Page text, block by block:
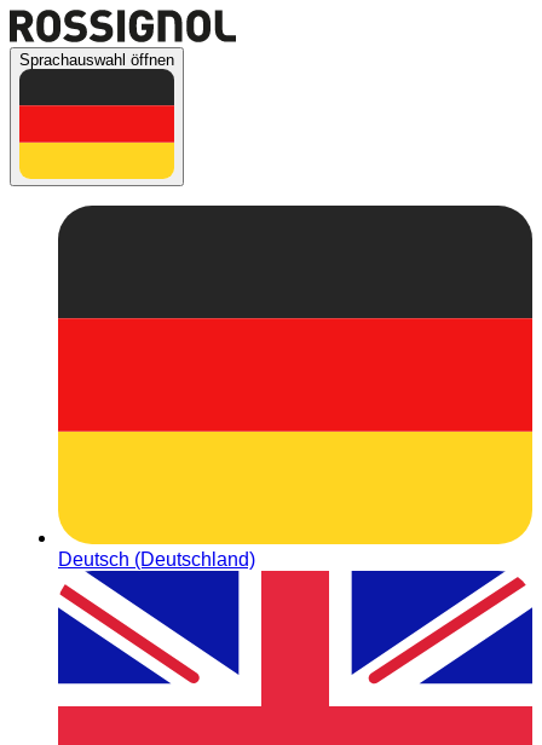
Sprachauswahl öffnen
Deutsch (Deutschland)